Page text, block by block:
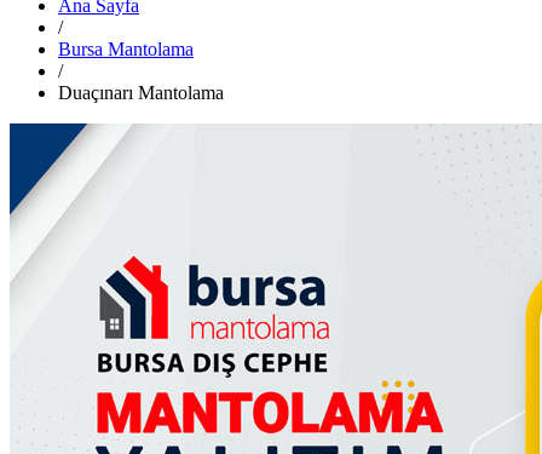
Ana Sayfa
/
Bursa Mantolama
/
Duaçınarı Mantolama